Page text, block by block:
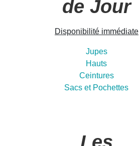
de Jour
Disponibilité immédiate
Jupes
Hauts
Ceintures
Sacs et Pochettes